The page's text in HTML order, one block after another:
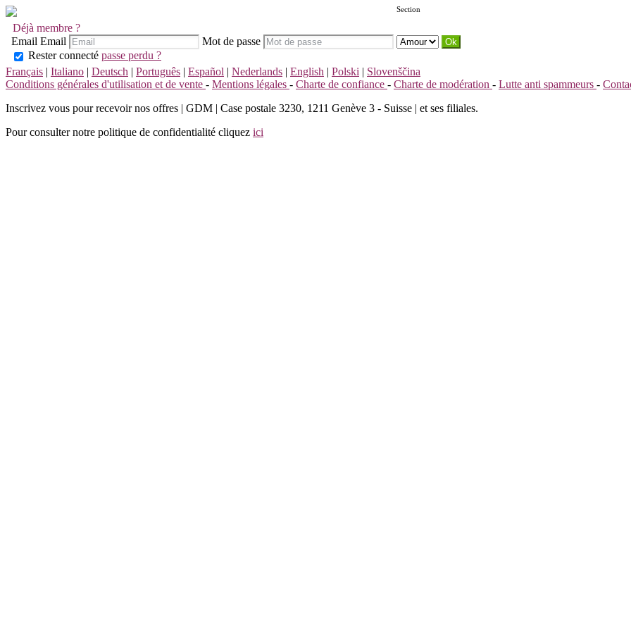
Déjà membre ?
Email Email Mot de passe
Section
Rester connecté passe perdu ?
Français | Italiano | Deutsch | Português | Español | Nederlands | English | Polski | Slovenščina
Conditions générales d'utilisation et de vente - Mentions légales - Charte de confiance - Charte de modération - Lutte anti spammeurs -
Inscrivez vous pour recevoir nos offres | GDM | Case postale 3230, 1211 Genève 3 - Suisse | et ses filiales.
Pour consulter notre politique de confidentialité cliquez ici